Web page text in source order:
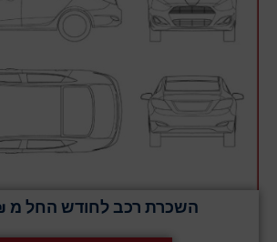
השכרת רכב לחודש החל מ 2339₪